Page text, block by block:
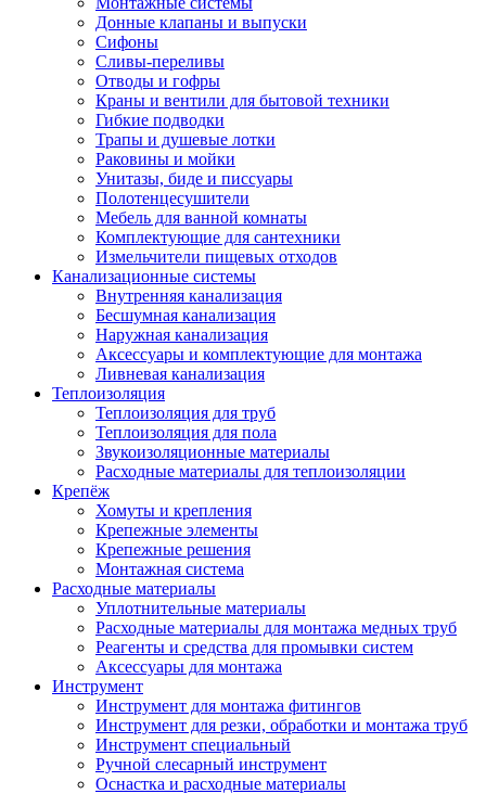
Донные клапаны и выпуски
Сифоны
Сливы-переливы
Отводы и гофры
Краны и вентили для бытовой техники
Гибкие подводки
Трапы и душевые лотки
Раковины и мойки
Унитазы, биде и писсуары
Полотенцесушители
Мебель для ванной комнаты
Комплектующие для сантехники
Измельчители пищевых отходов
Канализационные системы
Внутренняя канализация
Бесшумная канализация
Наружная канализация
Аксессуары и комплектующие для монтажа
Ливневая канализация
Теплоизоляция
Теплоизоляция для труб
Теплоизоляция для пола
Звукоизоляционные материалы
Расходные материалы для теплоизоляции
Крепёж
Хомуты и крепления
Крепежные элементы
Крепежные решения
Монтажная система
Расходные материалы
Уплотнительные материалы
Расходные материалы для монтажа медных труб
Реагенты и средства для промывки систем
Аксессуары для монтажа
Инструмент
Инструмент для монтажа фитингов
Инструмент для резки, обработки и монтажа труб
Инструмент специальный
Ручной слесарный инструмент
Оснастка и расходные материалы